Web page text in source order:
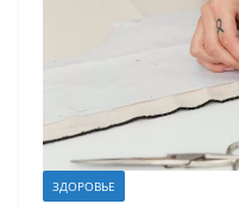
ЗДОРОВЬЕ